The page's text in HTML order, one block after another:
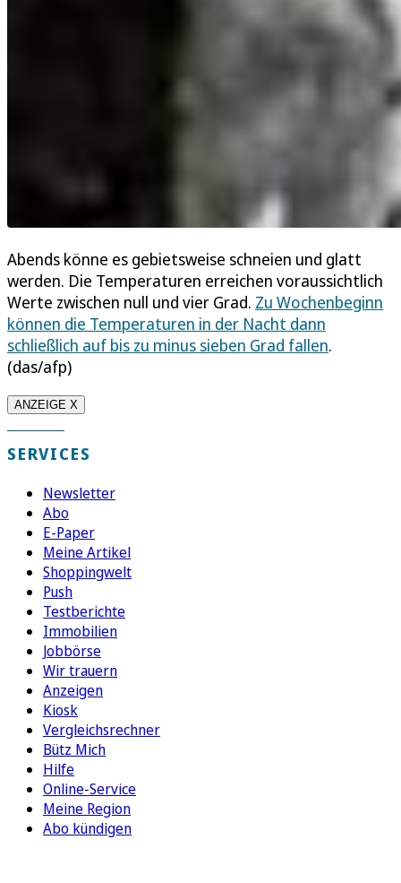
Abends könne es gebietsweise schneien und glatt
werden. Die Temperaturen erreichen voraussichtlich
Werte zwischen null und vier Grad. Zu Wochenbeginn
können die Temperaturen in der Nacht dann
schließlich auf bis zu minus sieben Grad fallen.
(das/afp)
ANZEIGE X
SERVICES
Newsletter
Abo
E-Paper
Meine Artikel
Shoppingwelt
Push
Testberichte
Immobilien
Jobbörse
Wir trauern
Anzeigen
Kiosk
Vergleichsrechner
Bütz Mich
Hilfe
Online-Service
Meine Region
Abo kündigen